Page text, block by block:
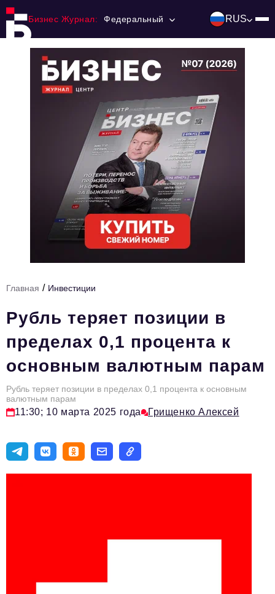
Бизнес Журнал: Федеральный RUS
Ниши и рынки
Технологии и тренды
HR
Персона номера
Юридический практикум
Стиль жизни
Туризм
ОПК
Главная / Инвестиции
Рубль теряет позиции в
пределах 0,1 процента к
основным валютным парам
Рубль теряет позиции в пределах 0,1 процента к основным
валютным парам
11:30; 10 марта 2025 года Грищенко Алексей